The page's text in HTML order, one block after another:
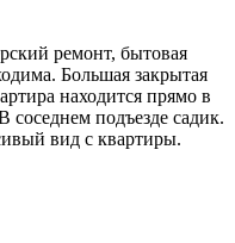
ремонт, бытовая
Большая закрытая
находится прямо в
подъезде садик.
вид с квартиры.